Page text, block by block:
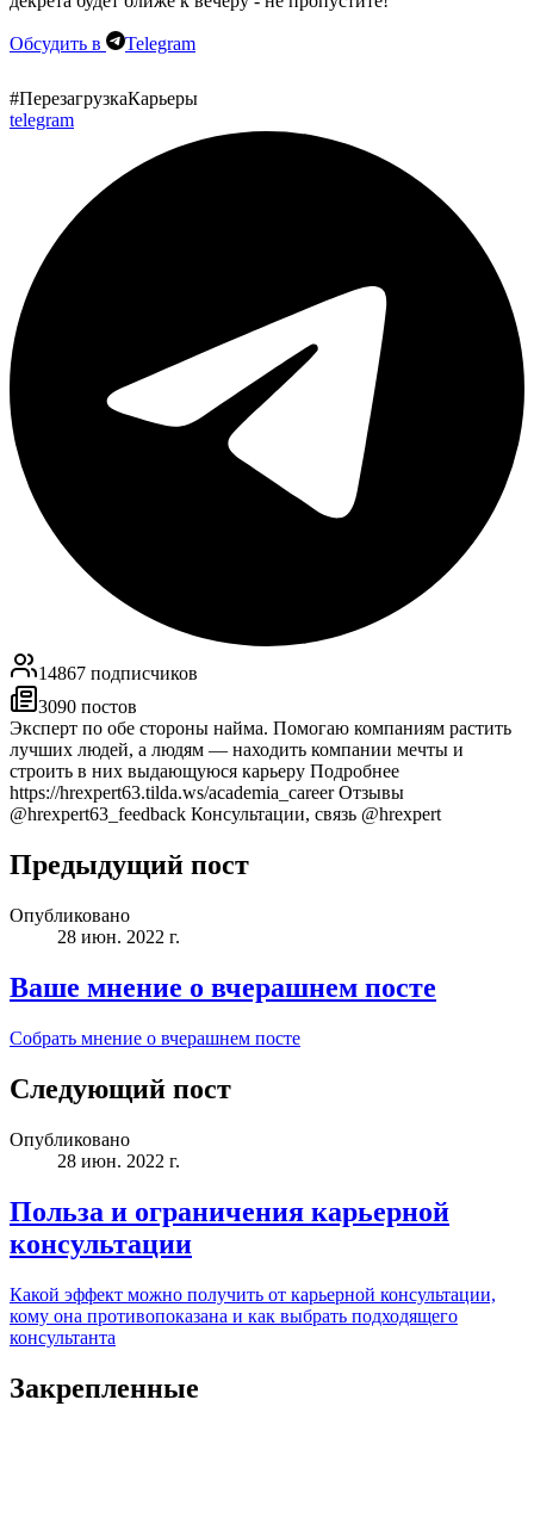
Обсудить в Telegram
#ПерезагрузкаКарьеры
telegram
14867 подписчиков
3090 постов
Эксперт по обе стороны найма. Помогаю компаниям растить
лучших людей, а людям — находить компании мечты и
строить в них выдающуюся карьеру Подробнее
https://hrexpert63.tilda.ws/academia_career Отзывы
@hrexpert63_feedback Консультации, связь @hrexpert
Предыдущий пост
Опубликовано
28 июн. 2022 г.
Ваше мнение о вчерашнем посте
Собрать мнение о вчерашнем посте
Следующий пост
Опубликовано
28 июн. 2022 г.
Польза и ограничения карьерной
консультации
Какой эффект можно получить от карьерной консультации,
кому она противопоказана и как выбрать подходящего
консультанта
Закрепленные